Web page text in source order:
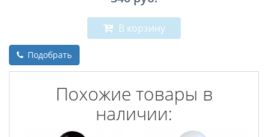
В корзину
Подобрать
Похожие товары в
наличии: